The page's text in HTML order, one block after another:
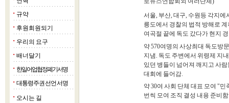
■ 규약
■ 후원회원되기
■ 우리의 요구
■ 배너달기
■ 한일어업협정폐기 서명
■ 대통령주권 선언 서명
■ 오시는 길
서울, 부산, 대구, 수원등 각지에
릉도에서 경찰의 법적 방해로
여곡절 끝에 독도 갔다가 현지
약 570여명의 사상최대 독도방
지냄. 독도 주변에서 위령제 지
있던 병들이 넘어져 깨지고 사
대회에 들어감.
약 30여 사회 단체 대표 모여 "
번씩 모여 조직 결성 내용 준비